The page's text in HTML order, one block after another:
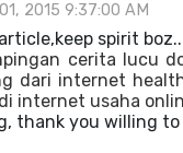
2015 9:37:00 AM
spirit
cerita lucu
dari internet
internet usaha
thank you willing to